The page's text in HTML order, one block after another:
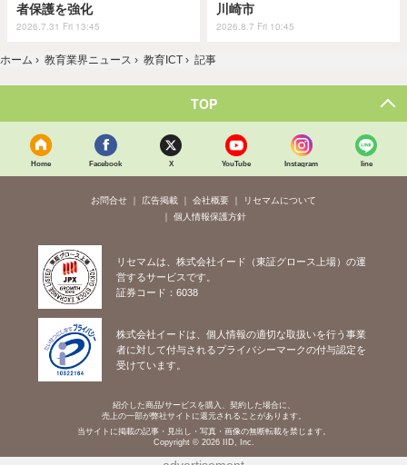
者保護を強化
2026.7.31 Fri 13:45
川崎市
2026.8.7 Fri 10:45
ホーム › 教育業界ニュース › 教育ICT › 記事
TOP
Home Facebook X YouTube Instagram line
お問合せ 広告掲載 会社概要
リセマムについて
個人情報保護方針
リセマムは、株式会社イード（東証グロース上場）の運
営するサービスです。
証券コード：6038
株式会社イードは、個人情報の適切な取扱いを行う事業
者に対して付与されるプライバシーマークの付与認定を
受けています。
紹介した商品/サービスを購入、契約した場合に、
売上の一部が弊社サイトに還元されることがあります。
当サイトに掲載の記事・見出し・写真・画像の無断転載を禁じます。
Copyright © 2026 IID, Inc.